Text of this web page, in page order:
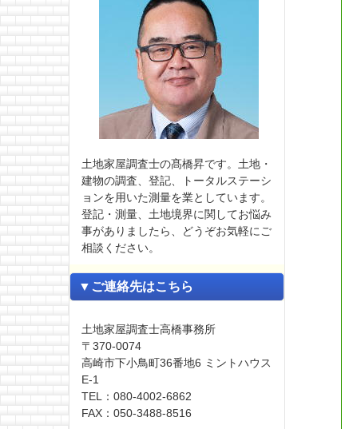
土地家屋調査士の髙橋昇です。土地・
建物の調査、登記、トータルステーシ
ョンを用いた測量を業としています。
登記・測量、土地境界に関してお悩み
事がありましたら、どうぞお気軽にご
相談ください。
▼ご連絡先はこちら
土地家屋調査士高橋事務所
〒370-0074
高崎市下小鳥町36番地6 ミントハウス
E-1
TEL：080-4002-6862
FAX：050-3488-8516